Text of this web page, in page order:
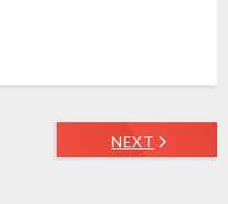
NEXT